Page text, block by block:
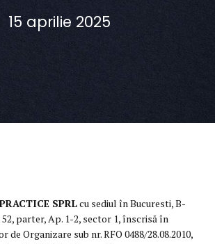
15 aprilie 2025
SPRLcu sediul în Bucuresti, B-
parter, Ap. 1-2, sector 1, înscrisă în
Organizare sub nr. RFO 0488/28.08.2010,